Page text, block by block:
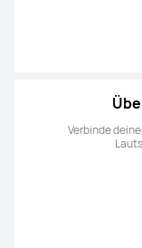
Verbinde